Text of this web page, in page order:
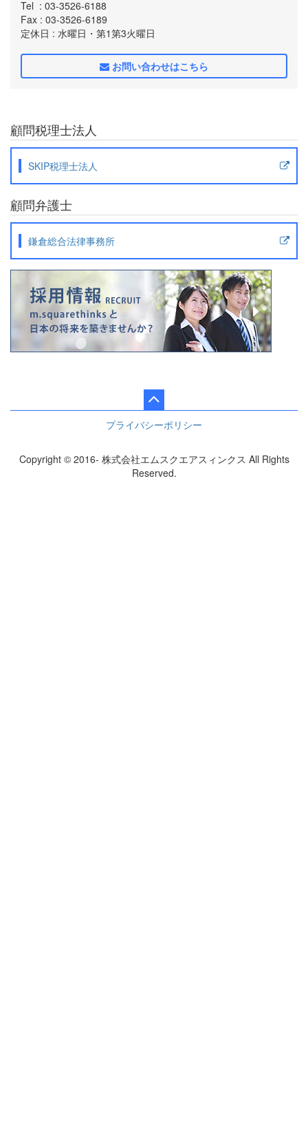
Tel : 03-3526-6188
Fax : 03-3526-6189
定休日 : 水曜日・第1第3火曜日
お問い合わせはこちら
顧問税理士法人
SKIP税理士法人
顧問弁護士
鎌倉総合法律事務所
プライバシーポリシー
Copyright © 2016- 株式会社エムスクエアスィンクス All Rights
Reserved.